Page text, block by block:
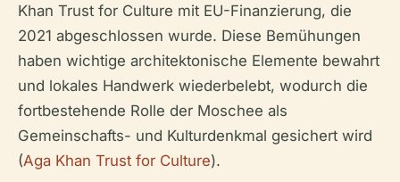
Khan Trust for Culture mit EU-Finanzierung, die
2021 abgeschlossen wurde. Diese Bemühungen
haben wichtige architektonische Elemente bewahrt
und lokales Handwerk wiederbelebt, wodurch die
fortbestehende Rolle der Moschee als
Gemeinschafts- und Kulturdenkmal gesichert wird
(Aga Khan Trust for Culture).